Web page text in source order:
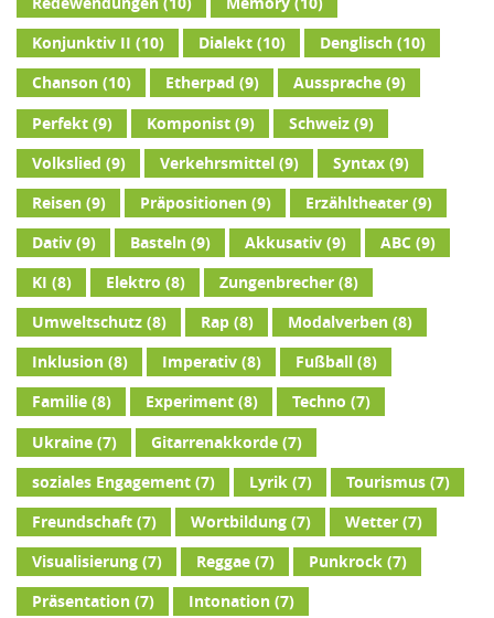
Konjunktiv II (10) Dialekt(10) Denglisch(10)
Chanson(10) Etherpad (9) Aussprache(9)
Perfekt(9) Komponist(9) Schweiz(9)
Volkslied (9) Verkehrsmittel(9) Syntax(9)
Reisen(9) Präpositionen(9) Erzähltheater(9)
Dativ(9) Basteln(9) Akkusativ(9) ABC (9)
KI (8) Elektro (8) Zungenbrecher(8)
Umweltschutz(8) Rap(8) Modalverben(8)
Inklusion(8) Imperativ(8) Fußball (8)
Familie(8) Experiment(8) Techno (7)
Ukraine(7) Gitarrenakkorde(7)
soziales Engagement(7) Lyrik(7) Tourismus(7)
Freundschaft(7) Wortbildung(7) Wetter(7)
Visualisierung(7) Reggae(7) Punkrock(7)
Präsentation(7) Intonation(7)